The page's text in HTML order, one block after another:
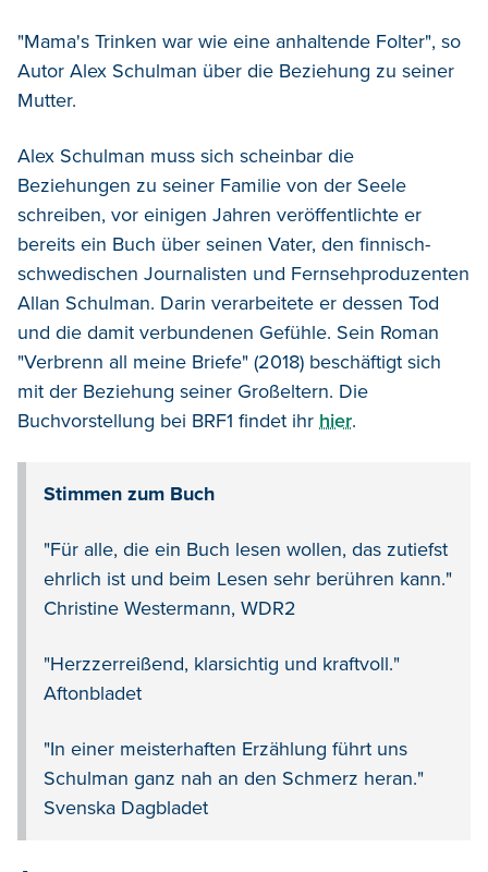
"Mama's Trinken war wie eine anhaltende Folter", so
Autor Alex Schulman über die Beziehung zu seiner
Mutter.
Alex Schulman muss sich scheinbar die
Beziehungen zu seiner Familie von der Seele
schreiben, vor einigen Jahren veröffentlichte er
bereits ein Buch über seinen Vater, den finnisch-
schwedischen Journalisten und Fernsehproduzenten
Allan Schulman. Darin verarbeitete er dessen Tod
und die damit verbundenen Gefühle. Sein Roman
"Verbrenn all meine Briefe" (2018) beschäftigt sich
mit der Beziehung seiner Großeltern. Die
Buchvorstellung bei BRF1 findet ihr hier.
Stimmen zum Buch
"Für alle, die ein Buch lesen wollen, das zutiefst
ehrlich ist und beim Lesen sehr berühren kann."
Christine Westermann, WDR2
"Herzzerreißend, klarsichtig und kraftvoll."
Aftonbladet
"In einer meisterhaften Erzählung führt uns
Schulman ganz nah an den Schmerz heran."
Svenska Dagbladet